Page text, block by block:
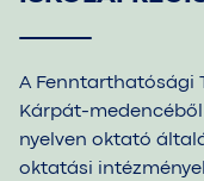
A Fenntarthatósági
Kárpát-
nyelven oktató
oktatási